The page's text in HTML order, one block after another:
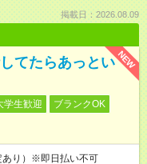
掲載日：2026.08.09
NEW
てたらあっとい
学生歓迎
ブランクOK
り）※即日払い不可